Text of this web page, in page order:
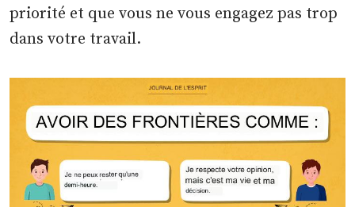
priorité et que vous ne vous engagez pas trop
dans votre travail.